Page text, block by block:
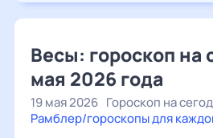
Весы: гороскоп на
мая 2026 года
19 мая 2026 Гороскоп на
Рамблер/гороскопы для